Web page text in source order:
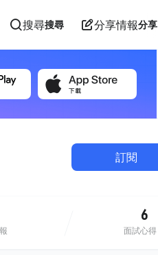
搜尋搜尋 分享情報分享
訂閱
6
面試心得